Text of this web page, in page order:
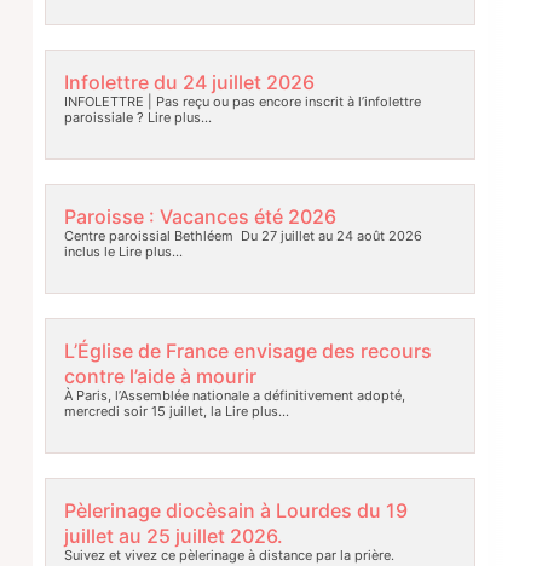
Infolettre du 24 juillet 2026
INFOLETTRE | Pas reçu ou pas encore inscrit à l’infolettre
paroissiale ? Lire plus…
Paroisse : Vacances été 2026
Centre paroissial Bethléem Du 27 juillet au 24 août 2026
inclus leLire plus…
L’Église de France envisage des recours
contre l’aide à mourir
À Paris, l’Assemblée nationale a définitivement adopté,
mercredi soir 15 juillet, laLire plus…
Pèlerinage diocèsain à Lourdes du 19
juillet au 25 juillet 2026.
Suivez et vivez ce pèlerinage à distance par la prière.